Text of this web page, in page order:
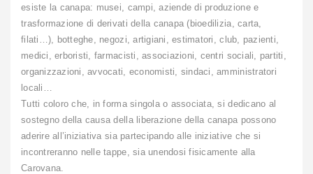
esiste la canapa: musei, campi, aziende di produzione e
trasformazione di derivati della canapa (bioedilizia, carta,
filati…), botteghe, negozi, artigiani, estimatori, club, pazienti,
medici, erboristi, farmacisti, associazioni, centri sociali, partiti,
organizzazioni, avvocati, economisti, sindaci, amministratori
locali…
Tutti coloro che, in forma singola o associata, si dedicano al
sostegno della causa della liberazione della canapa possono
aderire all’iniziativa sia partecipando alle iniziative che si
incontreranno nelle tappe, sia unendosi fisicamente alla
Carovana.